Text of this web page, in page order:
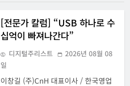
[전문가 칼럼] “USB 하나로 수
십억이 빠져나간다”
디지털주리스트
2026년 08월 08
일
이창길 (주)CnH 대표이사 / 한국영업